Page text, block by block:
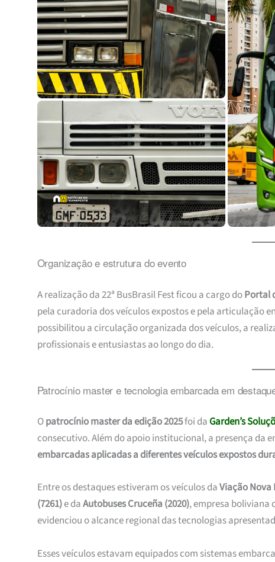
Organização e estrutura do evento
A realização da 22ª BusBrasil Fest ficou a cargo doPortal
pela curadoria dos veículos expostos e pela articulação
possibilitou a circulação organizada dos veículos, a
profissionais e entusiastas ao longo do dia.
Patrocínio master e tecnologia embarcada em
Opatrocínio master da edição 2025foi da Garden’s
consecutivo. Além do apoio institucional, a presença da
embarcadas aplicadas a diferentes veículos expostos
Entre os destaques estiveram os veículos daViação Nova
(7261)e daAutobuses Cruceña (2020), empresa boliviana
evidenciou o alcance regional das tecnologias
Esses veículos estavam equipados com sistemas